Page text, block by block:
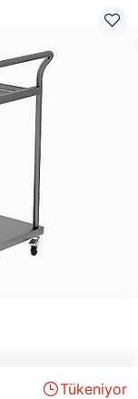
Tükeniyor